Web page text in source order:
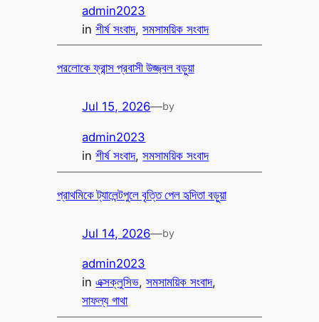
admin2023
inশীর্ষ সংবাদ, সমসাময়িক সংবাদ
পরলোকে ফ্রান্স প্রবাসী উজ্জ্বল বড়ুয়া
Jul 15, 2026—by
admin2023
inশীর্ষ সংবাদ, সমসাময়িক সংবাদ
প্রাথমিকে ট্যালেন্টপুলে বৃত্তি পেল হৃদিতা বড়ুয়া
Jul 14, 2026—by
admin2023
inএক্সক্লুসিভ, সমসাময়িক সংবাদ
সাফল্য গাথা